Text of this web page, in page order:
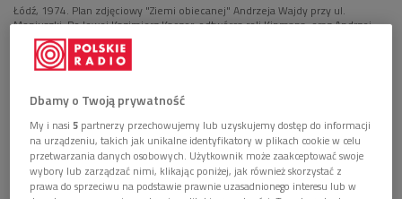
Łódź, 1974. Plan zdjęciowy "Ziemi obiecanej" Andrzeja Wajdy przy ul.
Moniuszki. Po lewej Kazimierz Kaczor, odtwórca roli Kipmana, oraz Andrzej
Wajda. Foto: CAF/PAP
"Ziemia obiecana"
do realizacji filmu nie była jednak dla
oczywista. Krytyczka filmowa Adriana Prodeus
przypomniała w audycji, że pomysł ekranizacji powieści
Władysława Reymonta pojawił się już w latach 60. Sam
reżyser długo zastanawiał się jednak, czy właśnie taki film
Dbamy o Twoją prywatność
My i nasi5 partnerzy przechowujemy lub uzyskujemy dostęp do informacji
na urządzeniu, takich jak unikalne identyfikatory w plikach cookie w celu
przetwarzania danych osobowych. Użytkownik może zaakceptować swoje
wybory lub zarządzać nimi, klikając poniżej, jak również skorzystać z
prawa do sprzeciwu na podstawie prawnie uzasadnionego interesu lub w